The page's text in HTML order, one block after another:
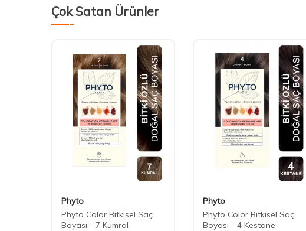
Çok Satan Ürünler
Phyto
Phyto Color Bitkisel Saç
Boyası - 7 Kumral
Phyto
Phyto Color Bitkisel Saç
Boyası - 4 Kestane